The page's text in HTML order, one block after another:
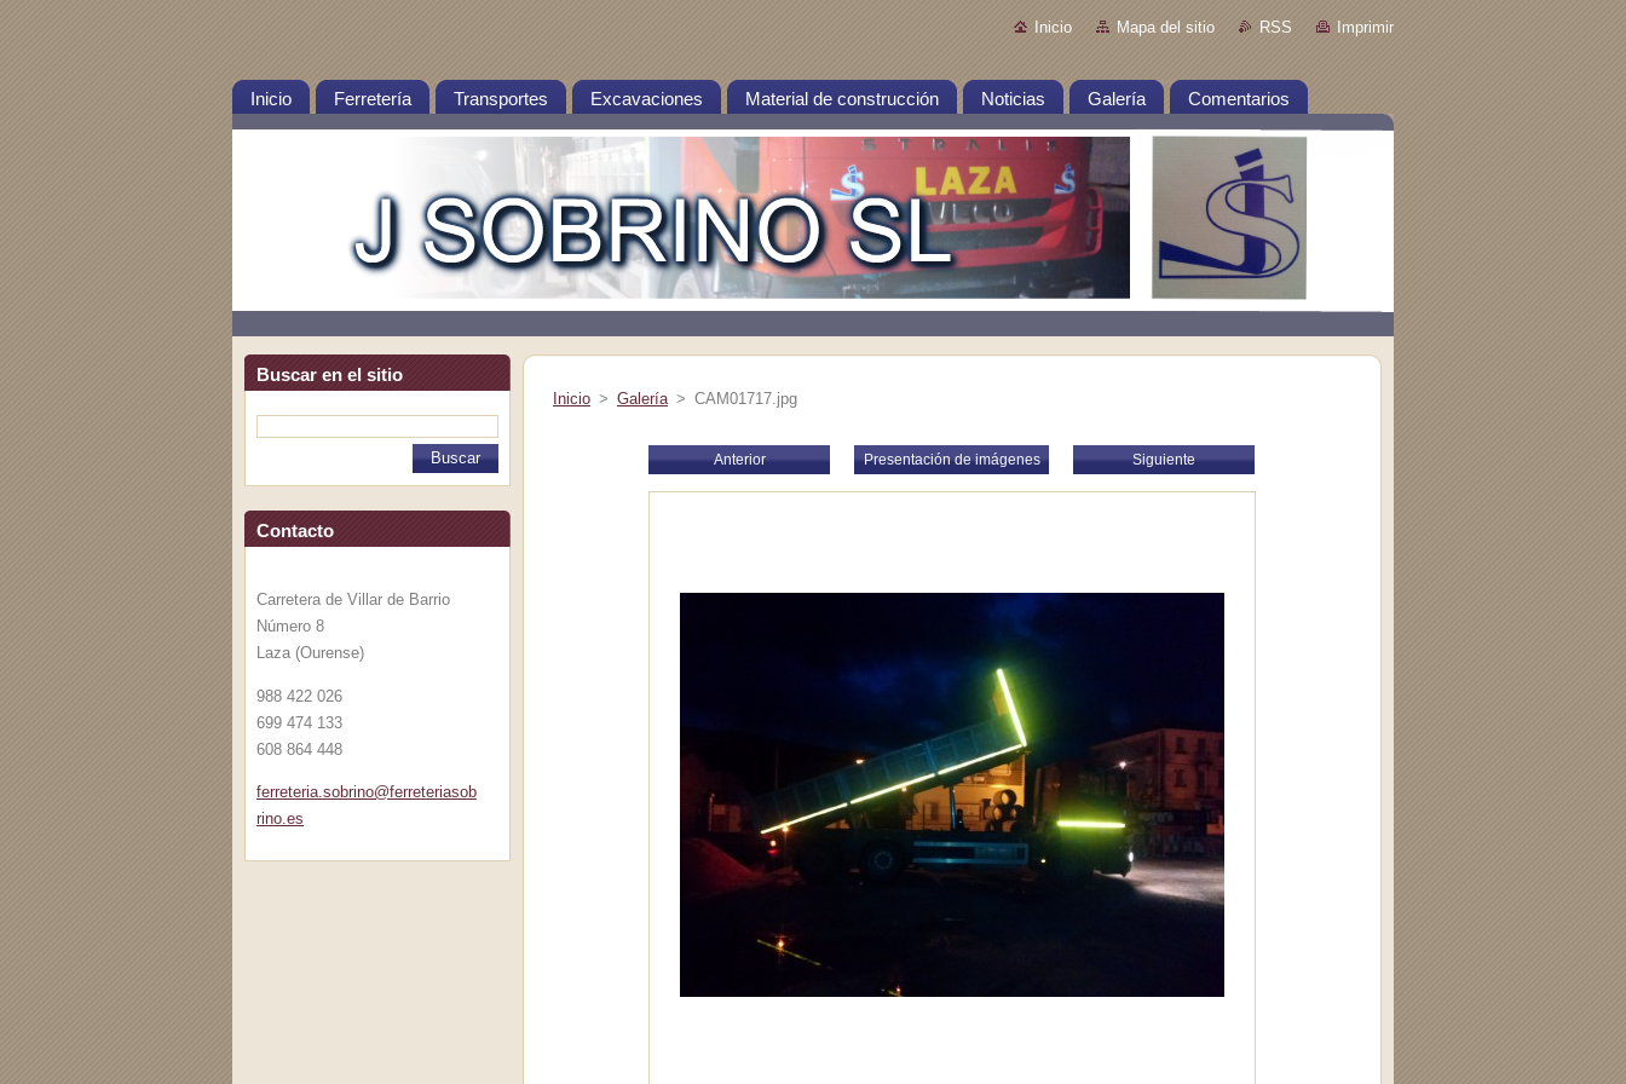
Inicio Mapa del sitio RSS Imprimir
Inicio Ferretería Transportes Excavaciones Material de construcción Noticias Galería Comentarios
Buscar en el sitio
Contacto
Carretera de Villar de Barrio
Número 8
Laza (Ourense)
988 422 026
699 474 133
608 864 448
ferreteria.sobrino@ferreteriasob
rino.es
Inicio > Galería > CAM01717.jpg
Anterior Presentación de imágenes Siguiente